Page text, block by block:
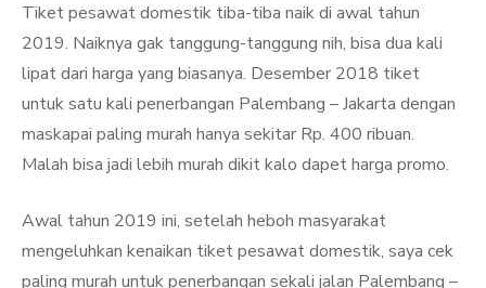
Tiket pesawat domestik tiba-tiba naik di awal tahun
2019. Naiknya gak tanggung-tanggung nih, bisa dua kali
lipat dari harga yang biasanya. Desember 2018 tiket
untuk satu kali penerbangan Palembang – Jakarta dengan
maskapai paling murah hanya sekitar Rp. 400 ribuan.
Malah bisa jadi lebih murah dikit kalo dapet harga promo.
Awal tahun 2019 ini, setelah heboh masyarakat
mengeluhkan kenaikan tiket pesawat domestik, saya cek
paling murah untuk penerbangan sekali jalan Palembang –